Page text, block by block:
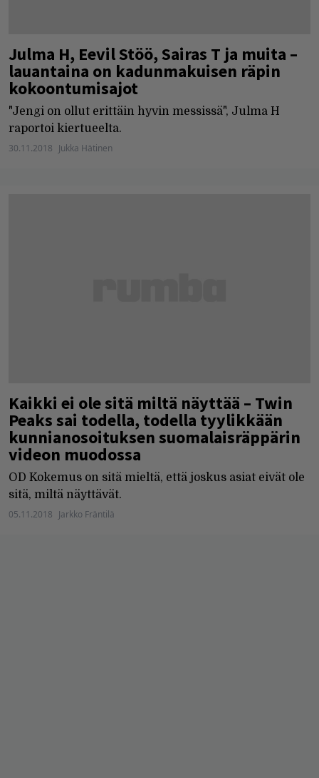
Julma H, Eevil Stöö, Sairas T ja muita –
lauantaina on kadunmakuisen räpin
kokoontumisajot
"Jengi on ollut erittäin hyvin messissä", Julma H
raportoi kiertueelta.
30.11.2018 Jukka Hätinen
Kaikki ei ole sitä miltä näyttää – Twin
Peaks sai todella, todella tyylikkään
kunnianosoituksen suomalaisräppärin
videon muodossa
OD Kokemus on sitä mieltä, että joskus asiat eivät ole
sitä, miltä näyttävät.
05.11.2018 Jarkko Fräntilä